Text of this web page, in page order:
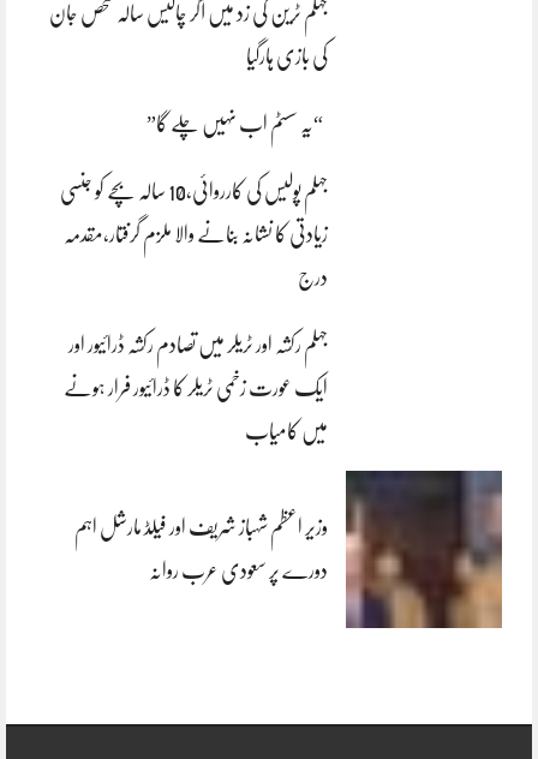
جہلم ٹرین کی زد میں آکر چالیس سالہ شخص جان
کی بازی ہارگیا
“یہ سسٹم اب نہیں چلے گا”
جہلم پولیس کی کارروائی،10 سالہ بچے کو جنسی
زیادتی کا نشانہ بنانے والا ملزم گرفتار،مقدمہ
درج
جہلم رکشہ اور ٹریلر میں تصادم رکشہ ڈرائیور اور
ایک عورت زخمی ٹریلر کا ڈرائیور فرار ہونے
میں کامیاب
وزیر اعظم شہباز شریف اور فیلڈ مارشل اہم
دورے پر سعودی عرب روانہ